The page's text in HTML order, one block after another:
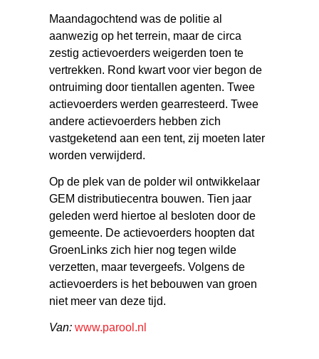
Maandagochtend was de politie al
aanwezig op het terrein, maar de circa
zestig actievoerders weigerden toen te
vertrekken. Rond kwart voor vier begon de
ontruiming door tientallen agenten. Twee
actievoerders werden gearresteerd. Twee
andere actievoerders hebben zich
vastgeketend aan een tent, zij moeten later
worden verwijderd.
Op de plek van de polder wil ontwikkelaar
GEM distributiecentra bouwen. Tien jaar
geleden werd hiertoe al besloten door de
gemeente. De actievoerders hoopten dat
GroenLinks zich hier nog tegen wilde
verzetten, maar tevergeefs. Volgens de
actievoerders is het bebouwen van groen
niet meer van deze tijd.
Van: www.parool.nl